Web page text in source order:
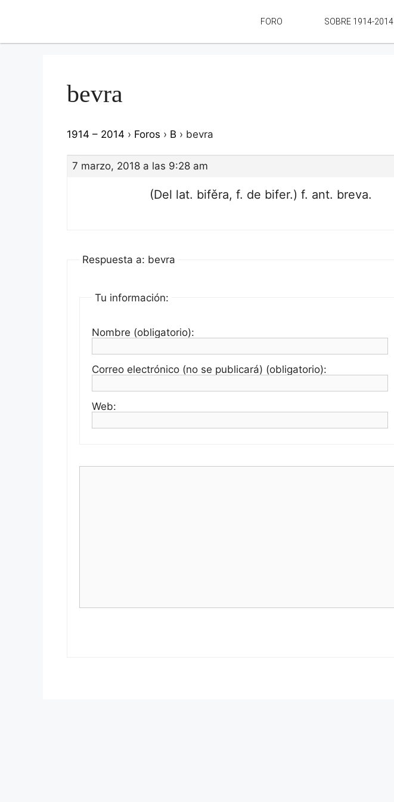
FORO SOBRE 1914-2014
bevra
1914 – 2014 › Foros › B › bevra
7 marzo, 2018 a las 9:28 am
(Del lat. bifěra, f. de bifer.) f. ant. breva.
Respuesta a: bevra
Tu información:
Nombre (obligatorio):
Correo electrónico (no se publicará) (obligatorio):
Web: